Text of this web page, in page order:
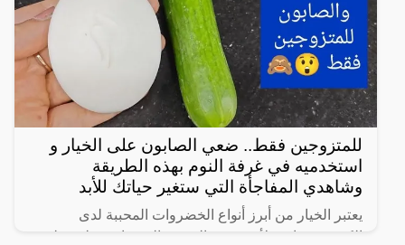
للمتزوجين فقط.. ضعي الصابون على الخيار و
استخدميه في غرفة النوم بهذه الطريقة
وشاهدي المفاجأة التي ستغير حياتك للأبد
يعتبر الخيار من أبرز أنواع الخضروات المحببة لدى
الكثيرين، خاصة لأنه شبه خالي من السعرات وطعمه لذيذ